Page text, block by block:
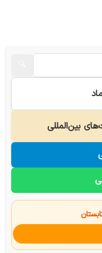
بین‌المللی